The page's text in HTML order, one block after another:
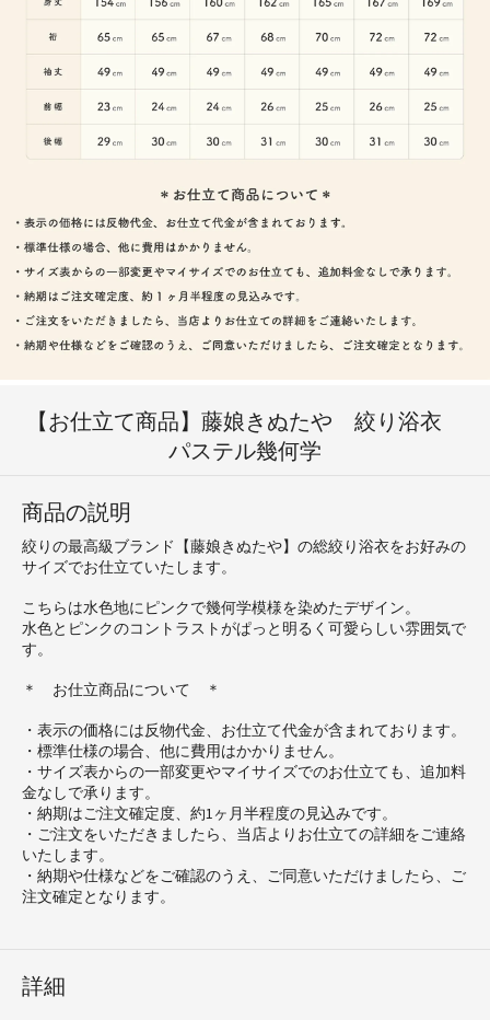
【お仕立て商品】藤娘きぬたや 絞り浴衣
パステル幾何学
商品の説明
絞りの最高級ブランド【藤娘きぬたや】の総絞り浴衣をお好みの
サイズでお仕立ていたします。
こちらは水色地にピンクで幾何学模様を染めたデザイン。
水色とピンクのコントラストがぱっと明るく可愛らしい雰囲気で
す。
＊ お仕立商品について ＊
・表示の価格には反物代金、お仕立て代金が含まれております。
・標準仕様の場合、他に費用はかかりません。
・サイズ表からの一部変更やマイサイズでのお仕立ても、追加料
金なしで承ります。
・納期はご注文確定度、約1ヶ月半程度の見込みです。
・ご注文をいただきましたら、当店よりお仕立ての詳細をご連絡
いたします。
・納期や仕様などをご確認のうえ、ご同意いただけましたら、ご
注文確定となります。
詳細